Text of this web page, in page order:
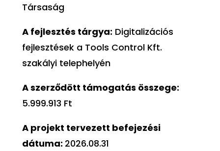
Társaság
A fejlesztés tárgya: Digitalizációs
fejlesztések a Tools Control Kft.
szakályi telephelyén
A szerződött támogatás összege:
5.999.913 Ft
A projekt tervezett befejezési
dátuma: 2026.08.31